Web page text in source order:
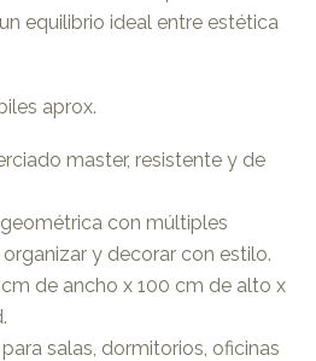
equilibrio ideal entre estética
aprox.
master, resistente y de
con múltiples
y decorar con estilo.
de ancho x 100 cm de alto x
salas, dormitorios, oficinas